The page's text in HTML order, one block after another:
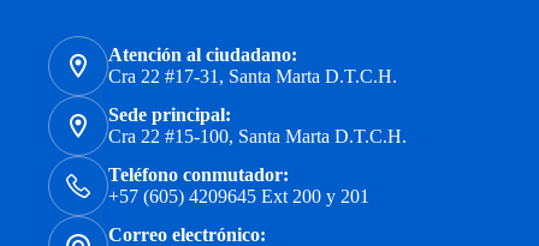
Atención al ciudadano:
Cra 22 #17-31, Santa Marta D.T.C.H.
Sede principal:
Cra 22 #15-100, Santa Marta D.T.C.H.
Teléfono conmutador:
+57 (605) 4209645 Ext 200 y 201
Correo electrónico: